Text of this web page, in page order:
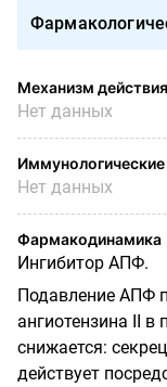
Механизм действия
Нет данных
Иммунологические
Нет данных
Фармакодинамика
Ингибитор АПФ.
Подавление АПФ
ангиотензина II в
снижается:
действует